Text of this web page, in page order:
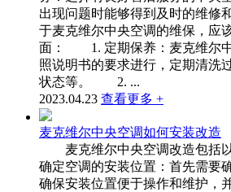
出现问题时能够得到及时的维
于麦克维尔中央空调的维保，应
面： 1. 定期保养：麦克维尔中
照说明书的要求进行，定期清洗
状态等。 2. ...
2023.04.23 查看更多 +
麦克维尔中央空调如何安装改造
麦克维尔中央空调改造包括
确定空调的安装位置：首先需要
确保安装位置便于操作和维护，